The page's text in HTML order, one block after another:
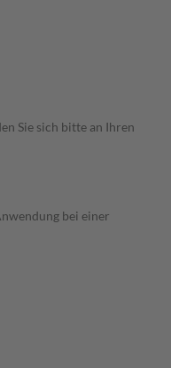
Sie sich bitte an Ihren
bei einer